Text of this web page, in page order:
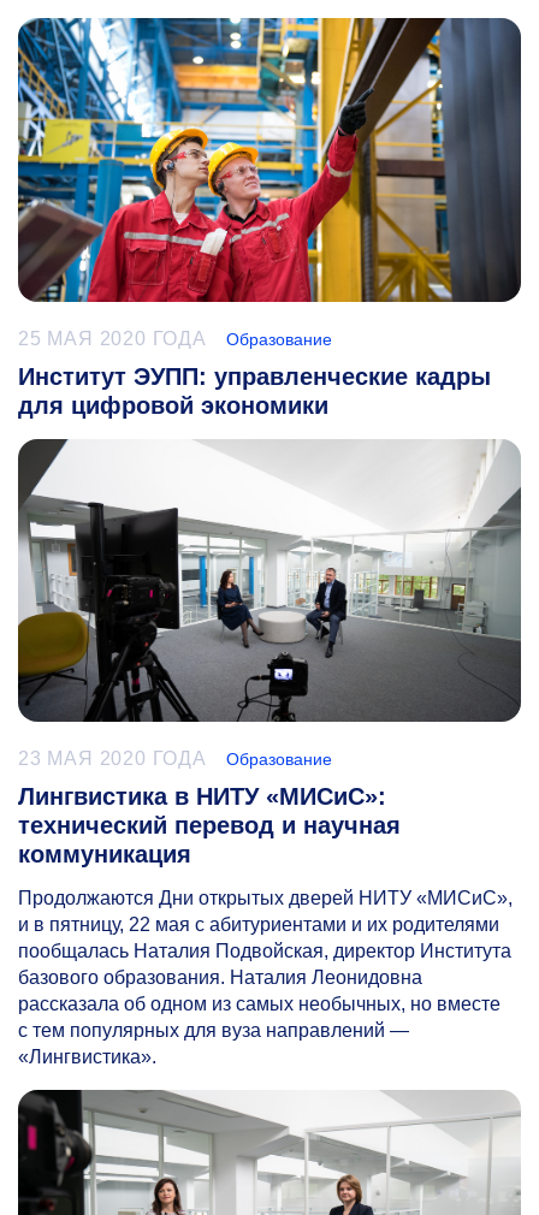
25 МАЯ 2020 ГОДА Образование
Институт ЭУПП: управленческие кадры
для цифровой экономики
23 МАЯ 2020 ГОДА Образование
Лингвистика в НИТУ «МИСиС»:
технический перевод и научная
коммуникация
Продолжаются Дни открытых дверей НИТУ «МИСиС»,
и в пятницу, 22 мая с абитуриентами и их родителями
пообщалась Наталия Подвойская, директор Института
базового образования. Наталия Леонидовна
рассказала об одном из самых необычных, но вместе
с тем популярных для вуза направлений —
«Лингвистика».